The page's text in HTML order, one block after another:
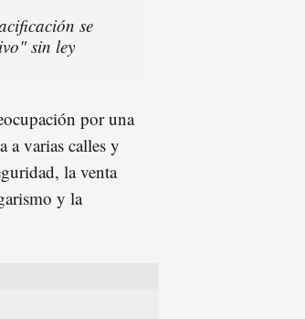
se
sin ley
por una
a varias calles y
la venta
y la